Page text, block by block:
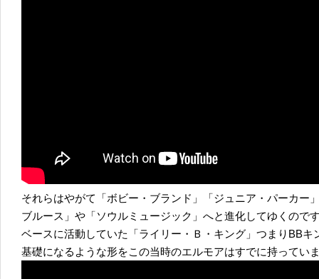
それらはやがて「ボビー・ブランド」「ジュニア・パーカー
ブルース」や「ソウルミュージック」へと進化してゆくので
ベースに活動していた「ライリー・Ｂ・キング」つまりBB
基礎になるような形をこの当時のエルモアはすでに持ってい